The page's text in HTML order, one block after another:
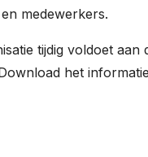
medewerkers.
tijdig voldoet aan
het